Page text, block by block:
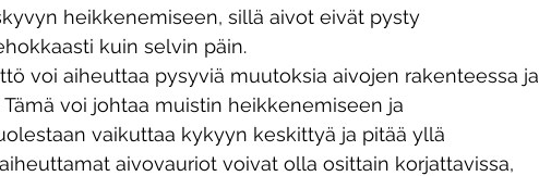
heikkenemiseen, sillä aivot eivät pysty
kuin selvin päin.
voi aiheuttaa pysyviä muutoksia aivojen rakenteessa ja
voi johtaa muistin heikkenemiseen ja
vaikuttaa kykyyn keskittyä ja pitää yllä
aivovauriot voivat olla osittain korjattavissa,